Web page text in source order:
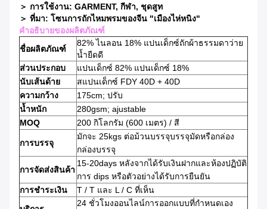
＞ การใช้งาน: GARMENT, กีฬา, ชุดสูท
＞ ที่มา: โซนการถักไหมพรมของจีน "เมืองไห่หนิง"
คำอธิบายของผลิตภัณฑ์
ชื่อผลิตภัณฑ์
82% ไนลอน 18% แปนเด็กซ์ถักผ้าธรรมดาว่าย
น้ำยืดดี
ส่วนประกอบ
แปนเด็กซ์ 82% แปนเด็กซ์ 18%
นับเส้นด้าย
สแปนเด็กซ์ FDY 40D + 40D
ความกว้าง
175cm; ปรับ
น้ำหนัก
280gsm; ajustable
MOQ
200 กิโลกรัม (600 เมตร) / สี
การบรรจุ
มักจะ 25kgs ต่อม้วนบรรจุบรรจุมัดหรือกล่อง
กล่องบรรจุ
การจัดส่งสินค้า
15-20days หลังจากได้รับเงินฝากและห้องปฏิบัติ
การ dips หรือตัวอย่างได้รับการยืนยัน
การชำระเงิน
T / T และ L / C ที่เห็น
24 ชั่วโมงออนไลน์การออกแบบที่กำหนดเอง